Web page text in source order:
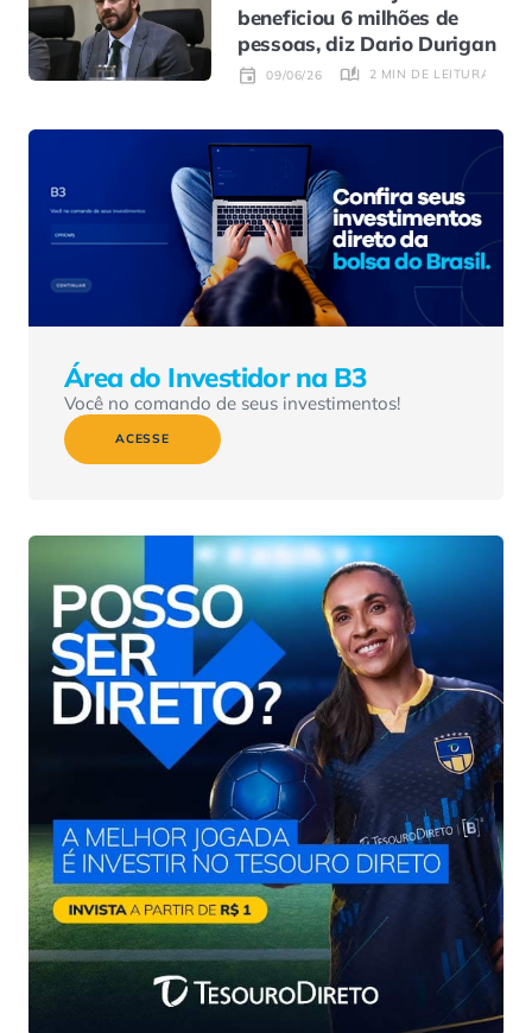
beneficiou 6 milhões de
pessoas, diz Dario Durigan
09/06/26 2 MIN DE LEITURA
Área do Investidor na B3
Você no comando de seus investimentos!
ACESSE